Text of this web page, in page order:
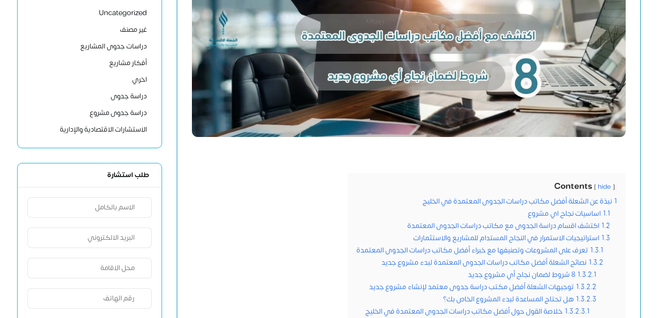
Contents hide
1 نبذة عن الشعلة أفضل مكاتب دراسات الجدوى المعتمدة في الخليج
1.1 اساسيات نجاح اي مشروع
1.2 اكتشف اقسام دراسة الجدوى مع مكاتب دراسات الجدوى المعتمدة
1.3 استراتيجيات الاستمرار في النجاح المستدام للمشاريع والاستثمارات
1.3.1 تعرف على المشروعات وتصنيفها مع خبراء أفضل مكاتب دراسات الجدوى المعتمدة
1.3.2 نصائح الشعلة أفضل مكاتب دراسات الجدوى المعتمدة لبدء مشروع جديد
1.3.2.1 8 شروط لضمان نجاح أي مشروع جديد
1.3.2.2 توجيهات الشعلة أفضل مكتب دراسة جدوى معتمد لإنشاء مشروع جديد
1.3.2.3 هل تحتاج المساعدة لبدء المشروع الخاص بك؟
1.3.2.3.1 خلاصة القول حول أفضل مكاتب دراسات الجدوى المعتمدة في الخليج
Uncategorized
غير مصنف
دراسات جدوى المشاريع
أفكار مشاريع
اخري
دراسة جدوى
دراسة جدوى مشروع
الاستشارات الاقتصادية والإدارية
طلب استشارة